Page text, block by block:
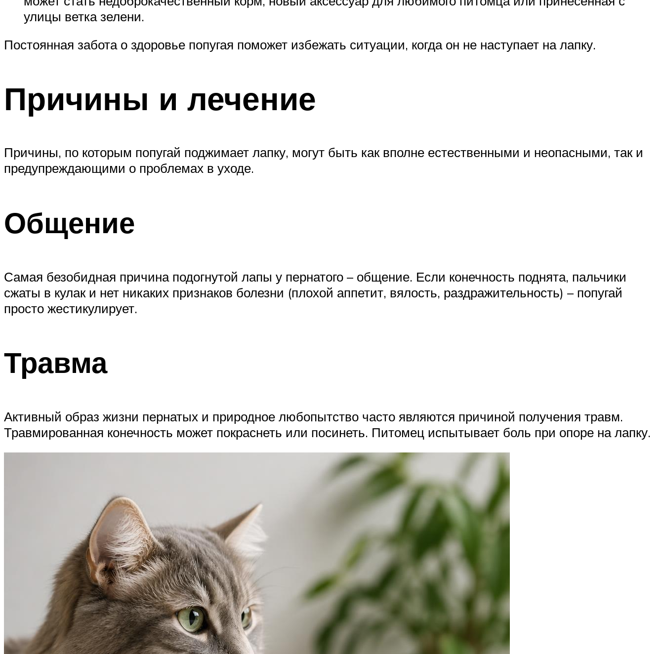
улицы ветка зелени.
Постоянная забота о здоровье попугая поможет избежать ситуации, когда он не наступает на лапку.
Причины и лечение
Причины, по которым попугай поджимает лапку, могут быть как вполне естественными и неопасными, так и
предупреждающими о проблемах в уходе.
Общение
Самая безобидная причина подогнутой лапы у пернатого – общение. Если конечность поднята, пальчики
сжаты в кулак и нет никаких признаков болезни (плохой аппетит, вялость, раздражительность) – попугай
просто жестикулирует.
Травма
Активный образ жизни пернатых и природное любопытство часто являются причиной получения травм.
Травмированная конечность может покраснеть или посинеть. Питомец испытывает боль при опоре на лапку.